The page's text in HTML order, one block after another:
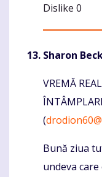
Dislike 0
Sharon
Komentaras
VREMĂ
(
Bună ziua
undeva